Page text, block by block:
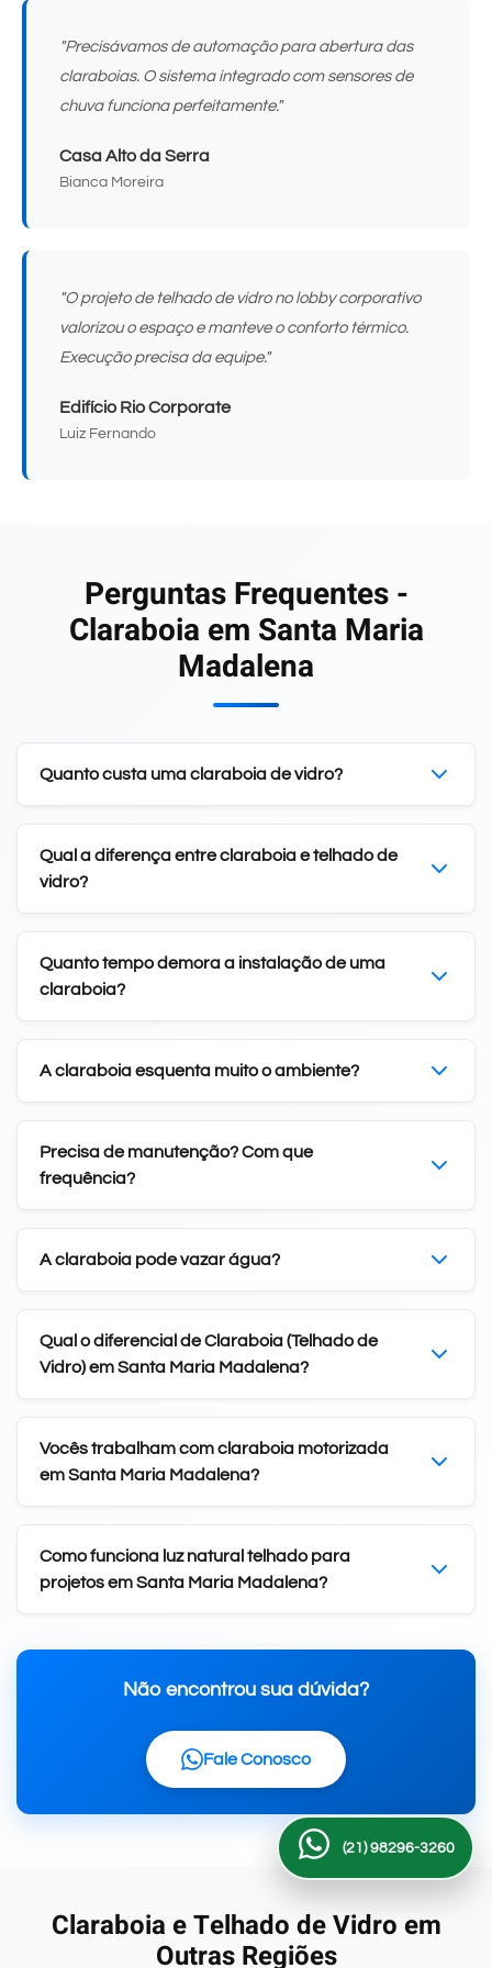
"Precisávamos de automação para abertura das
claraboias. O sistema integrado com sensores de
chuva funciona perfeitamente."
Casa Alto da Serra
Bianca Moreira
"O projeto de telhado de vidro no lobby corporativo
valorizou o espaço e manteve o conforto térmico.
Execução precisa da equipe."
Edifício Rio Corporate
Luiz Fernando
Perguntas Frequentes -
Claraboia em Santa Maria
Madalena
Quanto custa uma claraboia de vidro?
Qual a diferença entre claraboia e telhado de
vidro?
Quanto tempo demora a instalação de uma
claraboia?
A claraboia esquenta muito o ambiente?
Precisa de manutenção? Com que
frequência?
A claraboia pode vazar água?
Qual o diferencial de Claraboia (Telhado de
Vidro) em Santa Maria Madalena?
Vocês trabalham com claraboia motorizada
em Santa Maria Madalena?
Como funciona luz natural telhado para
projetos em Santa Maria Madalena?
Não encontrou sua dúvida?
Fale Conosco
Claraboia e Telhado de Vidro em
Outras Regiões
(21) 98296-3260